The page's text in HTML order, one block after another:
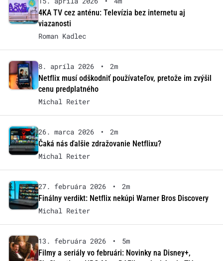
4KA TV cez anténu: Televízia bez internetu aj
viazanosti
Roman Kadlec
8. apríla 2026 •
2m
Netflix musí odškodniť používateľov, pretože im zvýšil
cenu predplatného
Michal Reiter
26. marca 2026 •
2m
Čaká nás ďalšie zdražovanie Netflixu?
Michal Reiter
27. februára 2026 •
2m
Finálny verdikt: Netflix nekúpi Warner Bros Discovery
Michal Reiter
13. februára 2026 •
5m
Filmy a seriály vo februári: Novinky na Disney+,